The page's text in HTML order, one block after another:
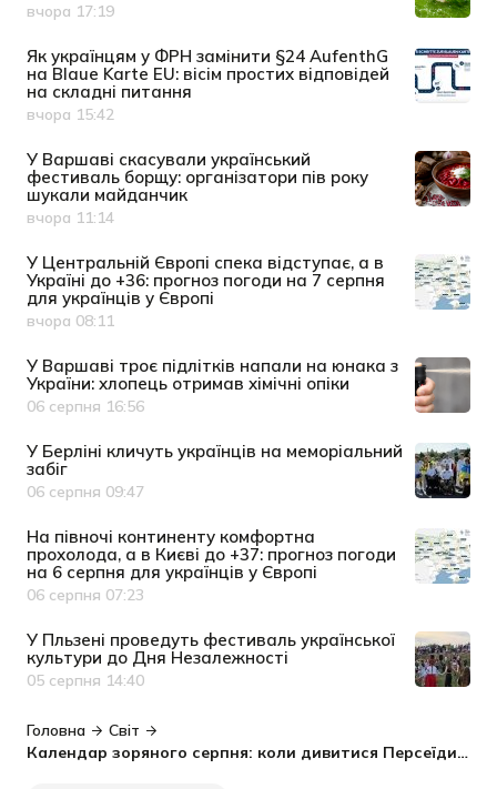
Дата публікації
вчора 17:19
Як українцям у ФРН замінити §24 AufenthG
на Blaue Karte EU: вісім простих відповідей
на складні питання
Дата публікації
вчора 15:42
У Варшаві скасували український
фестиваль борщу: організатори пів року
шукали майданчик
Дата публікації
вчора 11:14
У Центральній Європі спека відступає, а в
Україні до +36: прогноз погоди на 7 серпня
для українців у Європі
Дата публікації
вчора 08:11
У Варшаві троє підлітків напали на юнака з
України: хлопець отримав хімічні опіки
Дата публікації
06 серпня 16:56
У Берліні кличуть українців на меморіальний
забіг
Дата публікації
06 серпня 09:47
На півночі континенту комфортна
прохолода, а в Києві до +37: прогноз погоди
на 6 серпня для українців у Європі
Дата публікації
06 серпня 07:23
У Пльзені проведуть фестиваль української
культури до Дня Незалежності
Дата публікації
05 серпня 14:40
Головна
Світ
Календар зоряного серпня: коли дивитися Персеїди, Венеру та два затемнення - відео NASA